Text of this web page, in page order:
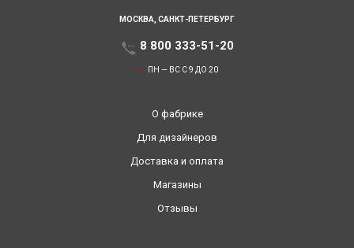
МОСКВА, САНКТ-ПЕТЕРБУРГ
8 800 333-51-20
ПН — ВС С 9 ДО 20
О фабрике
Для дизайнеров
Доставка и оплата
Магазины
Отзывы